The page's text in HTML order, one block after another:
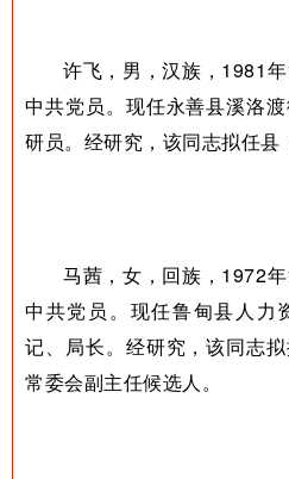
许飞，男，汉族，1981
中共党员。现任永善县溪洛
研员。经研究，该同志拟任县
马茜，女，回族，1972
中共党员。现任鲁甸县人力
记、局长。经研究，该同志
常委会副主任候选人。